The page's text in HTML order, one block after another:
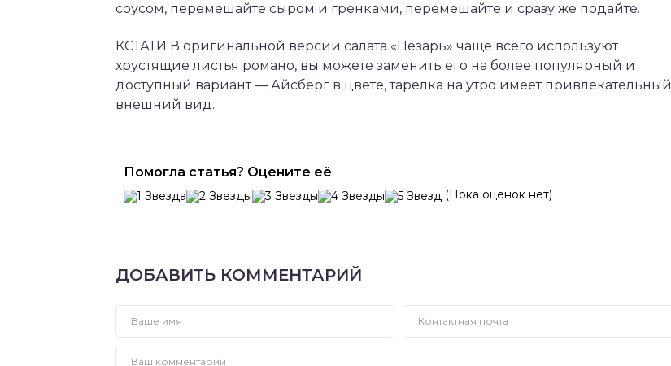
соусом, перемешайте сыром и гренками, перемешайте и сразу же подайте.
КСТАТИ В оригинальной версии салата «Цезарь» чаще всего используют
хрустящие листья романо, вы можете заменить его на более популярный и
доступный вариант — Айсберг в цвете, тарелка на утро имеет привлекательный
внешний вид.
Помогла статья? Оцените её
(Пока оценок нет)
ДОБАВИТЬ КОММЕНТАРИЙ